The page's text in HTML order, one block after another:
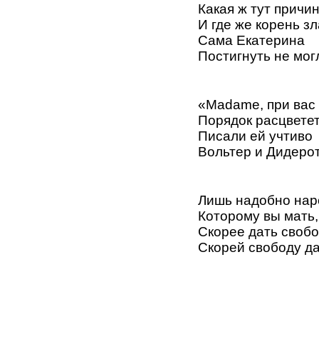
Какая ж тут
И где же корень
Сама Екатерина
Постигнуть не
«Madame, при
Порядок
Писали ей учтиво
Вольтер и
Лишь надобно
Которому вы мать,
Скорее дать
Скорей свободу